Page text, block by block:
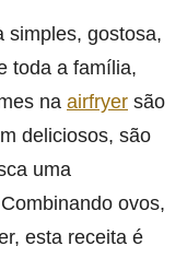
simples, gostosa,
toda a família,
na airfryer são
deliciosos, são
uma
ovos,
esta receita é